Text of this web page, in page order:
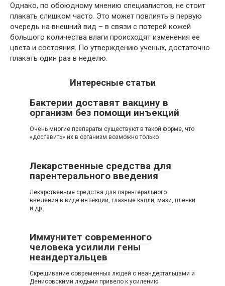
Однако, по обоюдному мнению специалистов, не стоит
плакать слишком часто. Это может повлиять в первую
очередь на внешний вид – в связи с потерей кожей
большого количества влаги происходят изменения ее
цвета и состояния. По утверждению ученых, достаточно
плакать один раз в неделю.
Интересные статьи
Бактерии доставят вакцину в
организм без помощи инъекций
Очень многие препараты существуют в такой форме, что
«доставить» их в организм возможно только
Лекарственные средства для
парентерального введения
Лекарственные средства для парентерального
введения в виде инъекций, глазные капли, мази, пленки
и др.,
Иммунитет современного
человека усилили гены
неандертальцев
Скрещивание современных людей с неандертальцами и
Денисовскими людьми привело к усилению